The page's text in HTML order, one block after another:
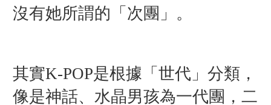
沒有她所謂的「次團」。
其實K-POP是根據「世代」分類，
像是神話、水晶男孩為一代團，二